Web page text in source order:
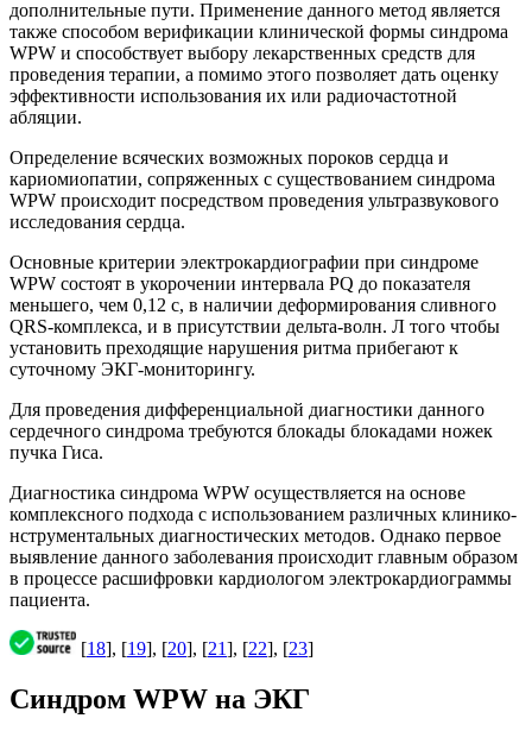
дополнительные пути. Применение данного метод является
также способом верификации клинической формы синдрома
WPW и способствует выбору лекарственных средств для
проведения терапии, а помимо этого позволяет дать оценку
эффективности использования их или радиочастотной
абляции.
Определение всяческих возможных пороков сердца и
кариомиопатии, сопряженных с существованием синдрома
WPW происходит посредством проведения ультразвукового
исследования сердца.
Основные критерии электрокардиографии при синдроме
WPW состоят в укорочении интервала PQ до показателя
меньшего, чем 0,12 с, в наличии деформирования сливного
QRS-комплекса, и в присутствии дельта-волн. Л того чтобы
установить преходящие нарушения ритма прибегают к
суточному ЭКГ-мониторингу.
Для проведения дифференциальной диагностики данного
сердечного синдрома требуются блокады блокадами ножек
пучка Гиса.
Диагностика синдрома WPW осуществляется на основе
комплексного подхода с использованием различных клинико-
нструментальных диагностических методов. Однако первое
выявление данного заболевания происходит главным образом
в процессе расшифровки кардиологом электрокардиограммы
пациента.
[18], [19], [20], [21], [22], [23]
Синдром WPW на ЭКГ